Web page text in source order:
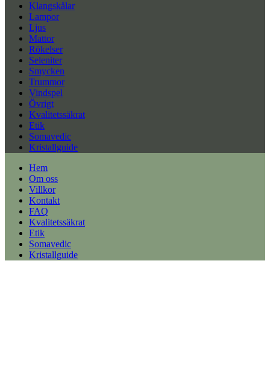
Klangskålar
Lampor
Ljus
Mattor
Rökelser
Seleniter
Smycken
Trummor
Vindspel
Övrigt
Kvalitetssäkrat
Etik
Somavedic
Kristallguide
Hem
Om oss
Villkor
Kontakt
FAQ
Kvalitetssäkrat
Etik
Somavedic
Kristallguide